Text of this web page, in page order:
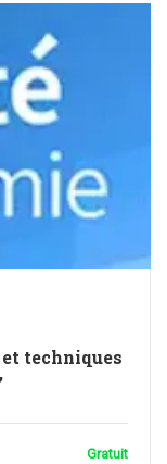
techniques
Gratuit